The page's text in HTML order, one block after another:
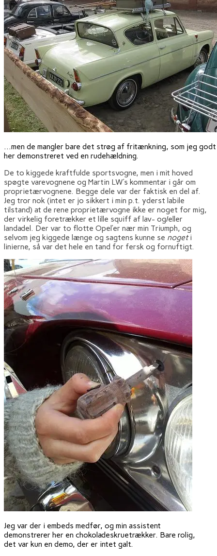
...men de mangler bare det strøg af fritænkning, som jeg
her demonstreret ved en rudehældning.
De to kiggede kraftfulde sportsvogne, men i mit hoved
spøgte varevognene og Martin LW’s kommentar i går om
proprietærvognene. Begge dele var der faktisk en del af.
Jeg tror nok (intet er jo sikkert i min p.t. yderst labile
tilstand) at de rene proprietærvogne ikke er noget for mig,
der virkelig foretrækker et lille squiff af lav- og/eller
landadel. Der var to flotte Opel’er nær min Triumph, og
selvom jeg kiggede længe og sagtens kunne se nogeti
linierne, så var det hele en tand for fersk og fornuftigt.
Jeg var der i embeds medfør, og min assistent
demonstrerer her en chokoladeskruetrækker. Bare rolig,
det var kun en demo, der er intet galt.